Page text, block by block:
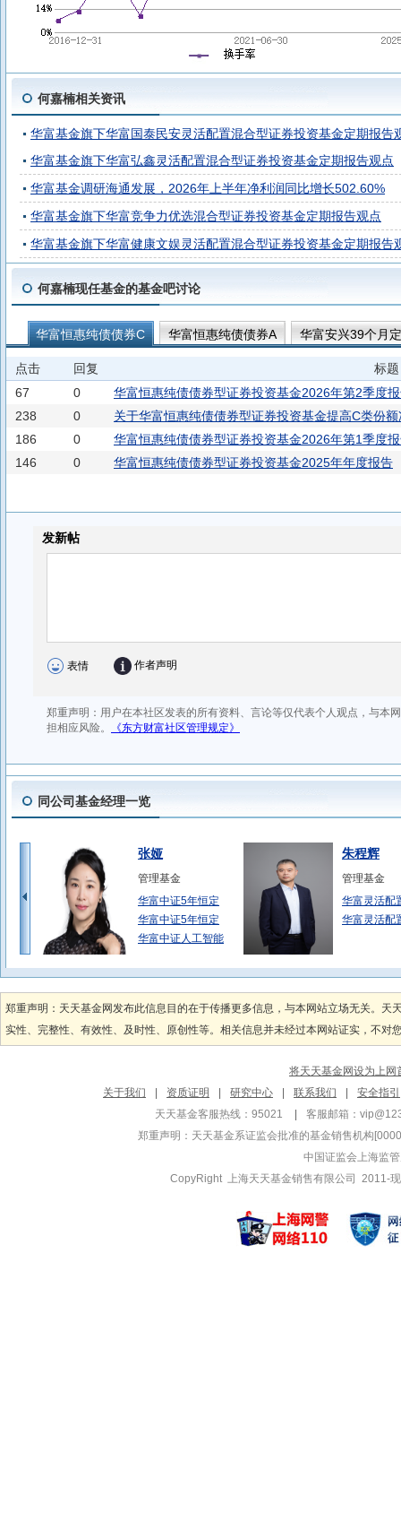
何嘉楠相关资讯
华富基金旗下华富国泰民安灵活配置混合型证券投资基金定期报告
华富基金旗下华富弘鑫灵活配置混合型证券投资基金定期报告观点
华富基金调研海通发展，2026年上半年净利润同比增长502.60%
华富基金旗下华富竞争力优选混合型证券投资基金定期报告观点
华富基金旗下华富健康文娱灵活配置混合型证券投资基金定期报告
何嘉楠现任基金的基金吧讨论
华富恒惠纯债债券C 华富恒惠纯债债券A
华富安兴39个月
华富安业一年持有债券C
华
华富安顺一年持有期债券A
华富安顺一年持有期债券D
华
华富恒利债券C
华富可转债债券D 华富可转债债券C 华
点击 回复
标题
67
0
华富恒惠纯债债券型证券投资基金2026年第2季度
238
0
关于华富恒惠纯债债券型证券投资基金提高C类份
186
0
华富恒惠纯债债券型证券投资基金2026年第1季度
146
0 华富恒惠纯债债券型证券投资基金2025年年度报告
同公司基金经理一览
张娅
管理基金
华富中证5年恒定
华富中证5年恒定
华富中证人工智能
朱程辉
管理基金
华富灵活配
华富灵活配
尤之奇
管理基金
华富中证5年恒定
华富中证5年恒定
吴志鹏
管理基金
华富沪深
华富沪深
管理基金
华富科技动能混合
管理基金
华富安鑫债
华富安业一
管理基金
华富策略精
郑重声明：天天基金网发布此信息目的在于传播更多信息，与本网站立场无关。
实性、完整性、有效性、及时性、原创性等。相关信息并未经过本网站证实，不
将天天基金网设为上网
关于我们
资质证明 研究中心 联系我们
安全指引
天天基金客服热线：95021
客服邮箱：
郑重声明： 天天基金系证监会批准的基金销售机构
中国证监会上海监
CopyRight 上海天天基金销售有限公司 2011-